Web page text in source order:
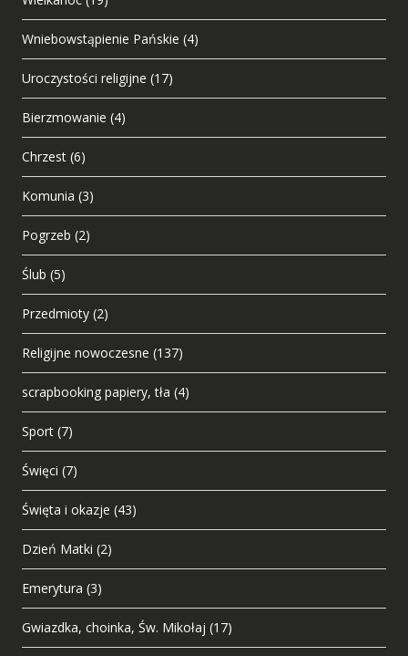
Wniebowstąpienie Pańskie (4)
Uroczystości religijne (17)
Bierzmowanie (4)
Chrzest (6)
Komunia (3)
Pogrzeb (2)
Ślub (5)
Przedmioty (2)
Religijne nowoczesne (137)
scrapbooking papiery, tła (4)
Sport (7)
Święci (7)
Święta i okazje (43)
Dzień Matki (2)
Emerytura (3)
Gwiazdka, choinka, Św. Mikołaj (17)